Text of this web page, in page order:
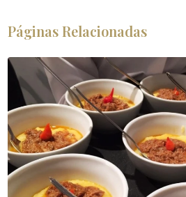
Páginas Relacionadas